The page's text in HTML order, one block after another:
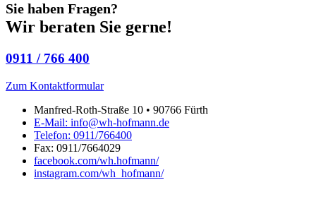
Sie haben Fragen?
Wir beraten Sie gerne!
0911 / 766 400
Zum Kontaktformular
Manfred-Roth-Straße 10 • 90766 Fürth
E-Mail: info@wh-hofmann.de
Telefon: 0911/766400
Fax: 0911/7664029
facebook.com/wh.hofmann/
instagram.com/wh_hofmann/